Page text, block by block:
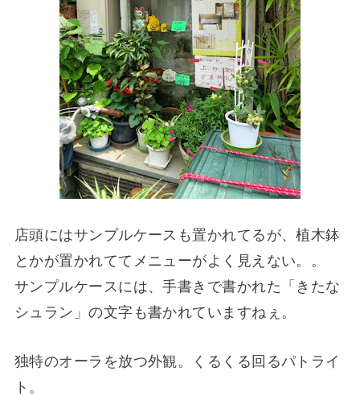
店頭にはサンプルケースも置かれてるが、植木鉢
とかが置かれててメニューがよく見えない。。
サンプルケースには、手書きで書かれた「きたな
シュラン」の文字も書かれていますねぇ。
独特のオーラを放つ外観。くるくる回るパトライ
ト。